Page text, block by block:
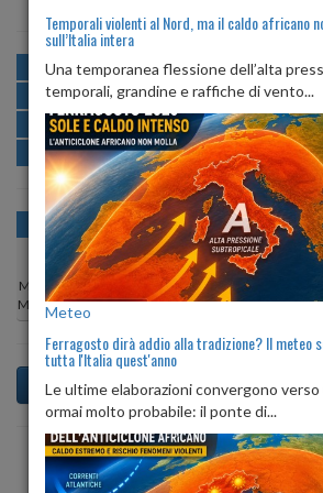
MATTINA min:23º max:29º
POMERIGGIO min:30º max:33º
SERA min:25º max:34º
NOTTE min: 23º max:26º
OGGI
Min:
22°C
Max:31°C
DOM 09
Min:
Max:30°C
LUN 10
Min:23°C
Max:29°C
MAR 11
Min:
22°C
Max:30°C
MER
Max:
Previsioni del Tempo a Torri in Sabina
Temporali violenti al Nord, ma il caldo africano
sull’Italia intera
Una temporanea flessione dell’alta
temporali, grandine e raffiche di vento...
Meteo
Ferragosto dirà addio alla tradizione? Il meteo
tutta l'Italia quest'anno
Le ultime elaborazioni convergono
ormai molto probabile: il ponte di...